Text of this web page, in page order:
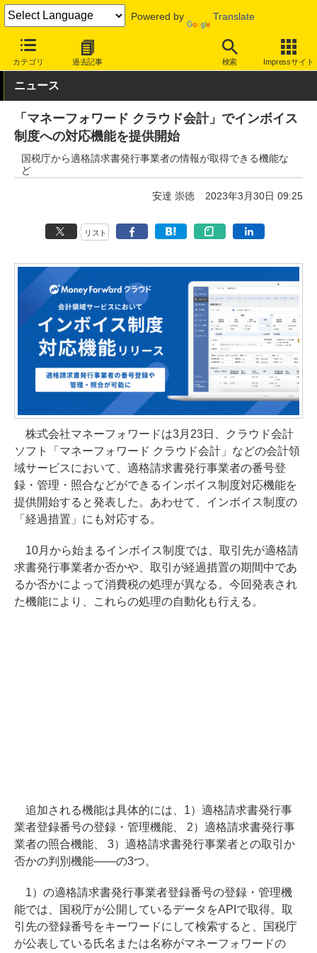
Powered by Translate
カテゴリ 過去記事 検索 Impressサイト
INTERNET Watch トピック
ニュース
「マネーフォワード クラウド会計」でインボイス
制度への対応機能を提供開始
国税庁から適格請求書発行事業者の情報が取得できる機能な
ど
安達 崇徳 2023年3月30日 09:25
リスト
株式会社マネーフォワードは3月23日、クラウド会計
ソフト「マネーフォワード クラウド会計」などの会計領
域サービスにおいて、適格請求書発行事業者の番号登
録・管理・照合などができるインボイス制度対応機能を
提供開始すると発表した。あわせて、インボイス制度の
「経過措置」にも対応する。
10月から始まるインボイス制度では、取引先が適格請
求書発行事業者か否かや、取引が経過措置の期間中であ
るか否かによって消費税の処理が異なる。今回発表され
た機能により、これらの処理の自動化も行える。
追加される機能は具体的には、1）適格請求書発行事
業者登録番号の登録・管理機能、 2）適格請求書発行事
業者の照合機能、 3）適格請求書発行事業者との取引か
否かの判別機能――の3つ。
1）の適格請求書発行事業者登録番号の登録・管理機
能では、国税庁が公開しているデータをAPIで取得。取
引先の登録番号をキーワードにして検索すると、国税庁
が公表している氏名または名称がマネーフォワードの